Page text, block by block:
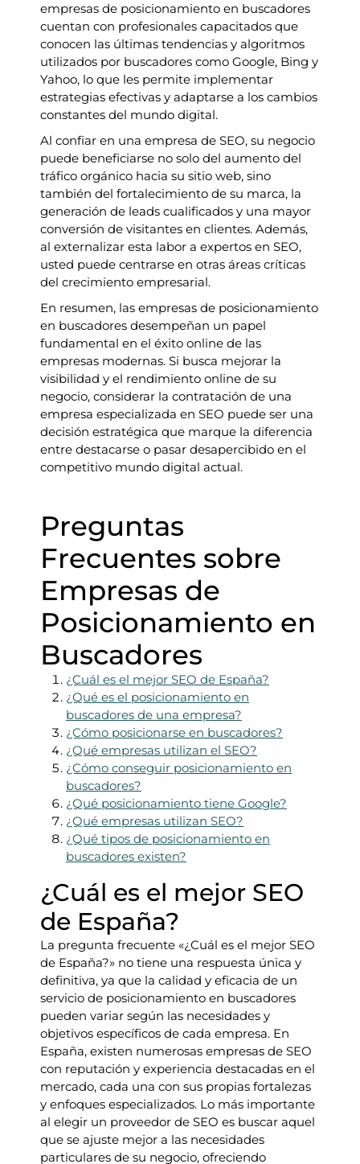
empresas de posicionamiento en buscadores
cuentan con profesionales capacitados que
conocen las últimas tendencias y algoritmos
utilizados por buscadores como Google, Bing y
Yahoo, lo que les permite implementar
estrategias efectivas y adaptarse a los cambios
constantes del mundo digital.
Al confiar en una empresa de SEO, su negocio
puede beneficiarse no solo del aumento del
tráfico orgánico hacia su sitio web, sino
también del fortalecimiento de su marca, la
generación de leads cualificados y una mayor
conversión de visitantes en clientes. Además,
al externalizar esta labor a expertos en SEO,
usted puede centrarse en otras áreas críticas
del crecimiento empresarial.
En resumen, las empresas de posicionamiento
en buscadores desempeñan un papel
fundamental en el éxito online de las
empresas modernas. Si busca mejorar la
visibilidad y el rendimiento online de su
negocio, considerar la contratación de una
empresa especializada en SEO puede ser una
decisión estratégica que marque la diferencia
entre destacarse o pasar desapercibido en el
competitivo mundo digital actual.
Preguntas
Frecuentes sobre
Empresas de
Posicionamiento en
Buscadores
¿Cuál es el mejor SEO de España?
¿Qué es el posicionamiento en
buscadores de una empresa?
¿Cómo posicionarse en buscadores?
¿Qué empresas utilizan el SEO?
¿Cómo conseguir posicionamiento en
buscadores?
¿Qué posicionamiento tiene Google?
¿Qué empresas utilizan SEO?
¿Qué tipos de posicionamiento en
buscadores existen?
¿Cuál es el mejor SEO
de España?
La pregunta frecuente «¿Cuál es el mejor SEO
de España?» no tiene una respuesta única y
definitiva, ya que la calidad y eficacia de un
servicio de posicionamiento en buscadores
pueden variar según las necesidades y
objetivos específicos de cada empresa. En
España, existen numerosas empresas de SEO
con reputación y experiencia destacadas en el
mercado, cada una con sus propias fortalezas
y enfoques especializados. Lo más importante
al elegir un proveedor de SEO es buscar aquel
que se ajuste mejor a las necesidades
particulares de su negocio, ofreciendo